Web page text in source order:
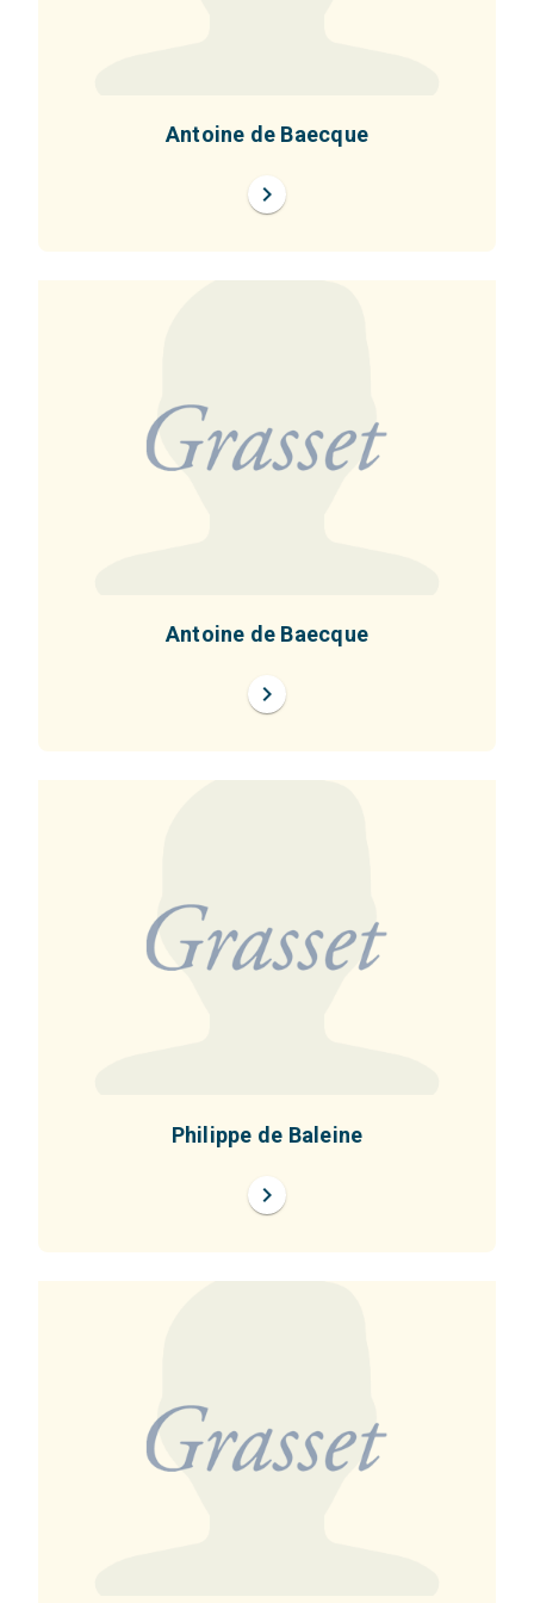
Antoine de Baecque
chevron_right
Antoine de Baecque
chevron_right
Philippe de Baleine
chevron_right